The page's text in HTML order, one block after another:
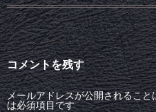
コメントを残す
メールアドレスが公開されること
は必須項目です